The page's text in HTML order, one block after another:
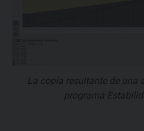
La copia resultante de una
programa